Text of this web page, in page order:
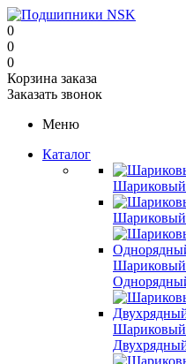
0
0
0
Корзина заказа
Заказать звонок
Меню
Каталог
Шариковый
Шариковый
Шариковый
Шариковый